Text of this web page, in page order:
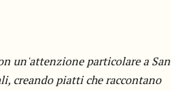
un'attenzione particolare a San
creando piatti che raccontano